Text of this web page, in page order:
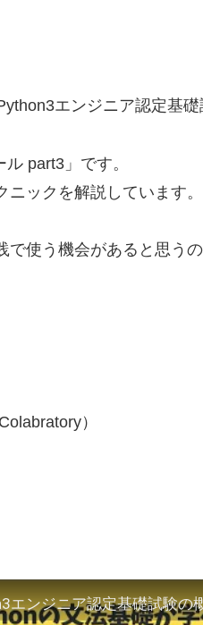
エンジニア認定基
part3」です。
ックを解説しています。
で使う機会があると思う
）
エンジニア認定基礎試験の